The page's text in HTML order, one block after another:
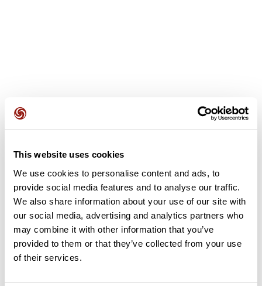
This website uses cookies
We use cookies to personalise content and ads, to
provide social media features and to analyse our traffic.
We also share information about your use of our site with
our social media, advertising and analytics partners who
may combine it with other information that you’ve
provided to them or that they’ve collected from your use
of their services.
Ajouter un avis
Découvrez ce parcours de vélo de 79,5 km à proximité de